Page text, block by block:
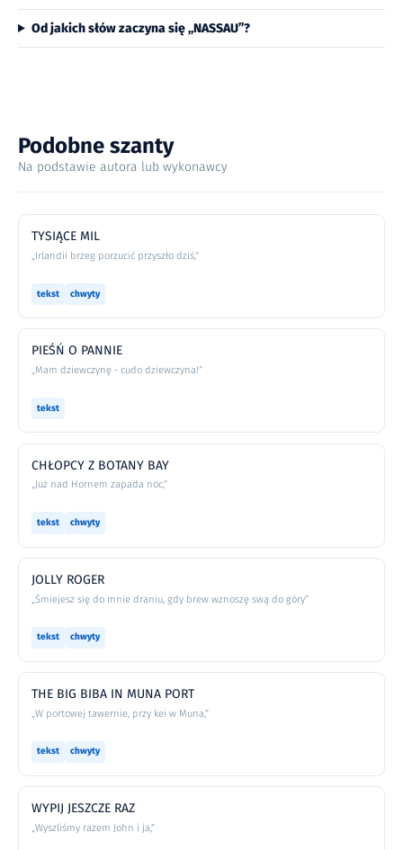
Od jakich słów zaczyna się „NASSAU”?
Podobne szanty
Na podstawie autora lub wykonawcy
TYSIĄCE MIL
„Irlandii brzeg porzucić przyszło dziś,”
tekst chwyty
PIEŚŃ O PANNIE
„Mam dziewczynę - cudo dziewczyna!”
tekst
CHŁOPCY Z BOTANY BAY
„Już nad Hornem zapada noc,”
tekst chwyty
JOLLY ROGER
„Śmiejesz się do mnie draniu, gdy brew wznoszę swą do góry”
tekst chwyty
THE BIG BIBA IN MUNA PORT
„W portowej tawernie, przy kei w Muna,”
tekst chwyty
WYPIJ JESZCZE RAZ
„Wyszliśmy razem John i ja,”